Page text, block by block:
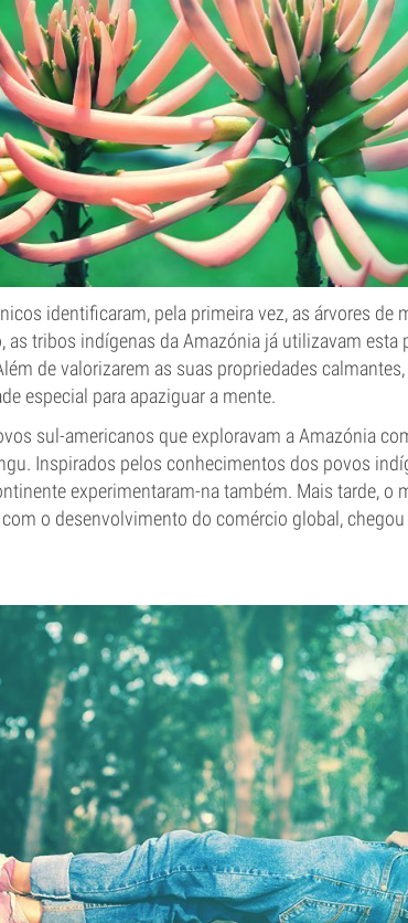
identificaram, pela primeira vez, as árvores de
tribos indígenas da Amazónia já utilizavam esta
de valorizarem as suas propriedades
especial para apaziguar a mente.
sul-americanos que exploravam a Amazónia
Inspirados pelos conhecimentos dos povos
experimentaram-na também. Mais tarde, o
o desenvolvimento do comércio global, chegou